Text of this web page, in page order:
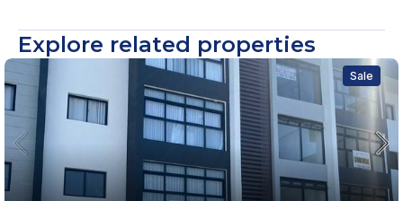
Explore related properties
Sale